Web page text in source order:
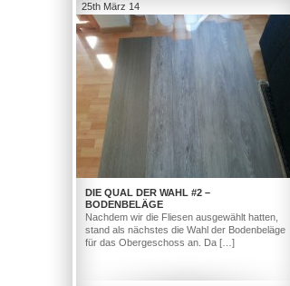
25th März 14
DIE QUAL DER WAHL #2 –
BODENBELÄGE
Nachdem wir die Fliesen ausgewählt hatten,
stand als nächstes die Wahl der Bodenbeläge
für das Obergeschoss an. Da […]